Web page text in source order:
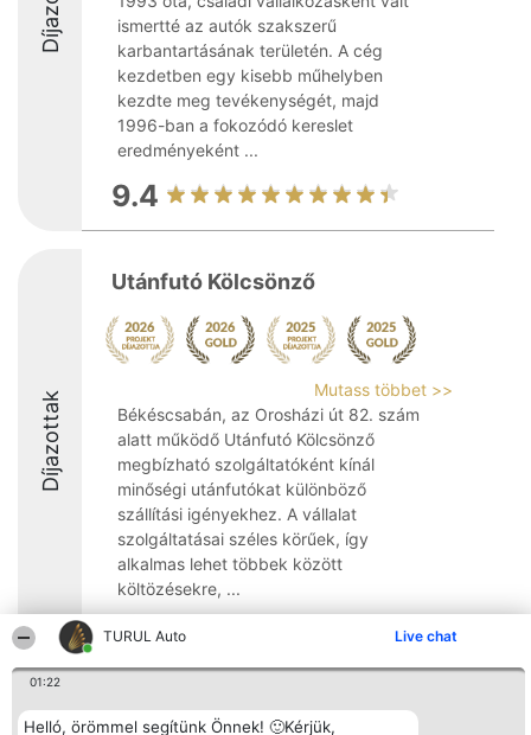
TURUL Auto Live chat
01:22
Helló, örömmel segítünk Önnek! 🙂Kérjük,
ismertté az autók szakszerű
karbantartásának területén. A cég
kezdetben egy kisebb műhelyben
kezdte meg tevékenységét, majd
1996-ban a fokozódó kereslet
eredményeként ...
9.4
Díjazottak
Utánfutó Kölcsönző
Mutass többet >>
Békéscsabán, az Orosházi út 82. szám
alatt működő Utánfutó Kölcsönző
megbízható szolgáltatóként kínál
minőségi utánfutókat különböző
szállítási igényekhez. A vállalat
szolgáltatásai széles körűek, így
alkalmas lehet többek között
költözésekre, ...
9.4
Rangsorszervező Népszavazás Elérhetőség